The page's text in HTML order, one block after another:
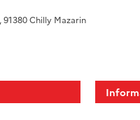
Chilly Mazarin